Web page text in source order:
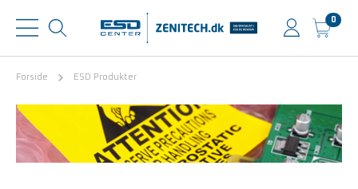
0
Forside ESD Produkter